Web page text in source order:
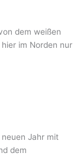
dem weißen
im Norden nur
Jahr mit
dem